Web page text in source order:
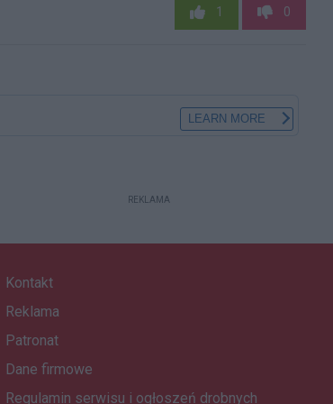
1 0
REKLAMA
Kontakt
Reklama
Patronat
Dane firmowe
Regulamin serwisu i ogłoszeń drobnych